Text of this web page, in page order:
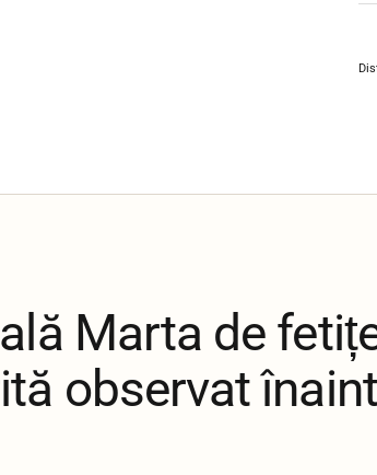
Marta de
observat